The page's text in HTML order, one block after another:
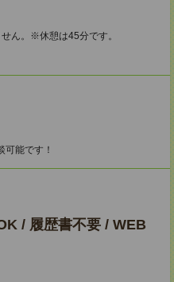
ん。※休憩は45分です。
能です！
/ 履歴書不要 / WEB